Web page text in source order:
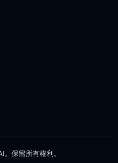
保留所有權利。